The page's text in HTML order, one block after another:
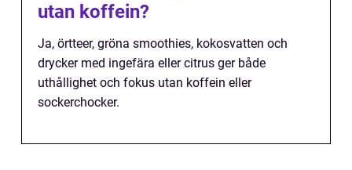
utan koffein?
Ja, örtteer, gröna smoothies, kokosvatten och
drycker med ingefära eller citrus ger både
uthållighet och fokus utan koffein eller
sockerchocker.